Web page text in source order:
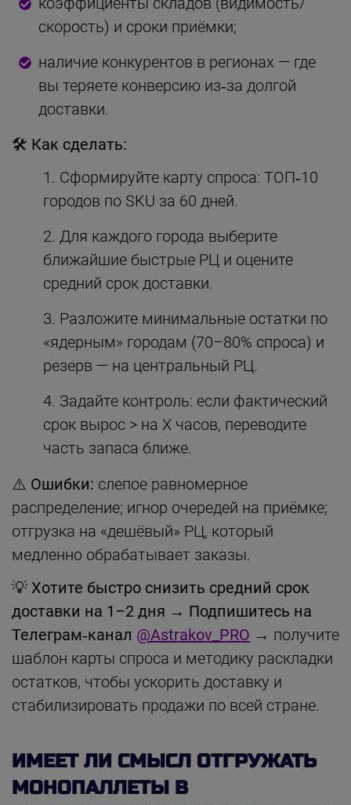
скорость) и сроки приёмки;
наличие конкурентов в регионах — где
вы теряете конверсию из‑за долгой
доставки.
🛠 Как сделать:
Сформируйте карту спроса: ТОП‑10
городов по SKU за 60 дней.
Для каждого города выберите
ближайшие быстрые РЦ и оцените
средний срок доставки.
Разложите минимальные остатки по
«ядерным» городам (70–80% спроса) и
резерв — на центральный РЦ.
Задайте контроль: если фактический
срок вырос > на X часов, переводите
часть запаса ближе.
⚠️ Ошибки: слепое равномерное
распределение; игнор очередей на приёмке;
отгрузка на «дешёвый» РЦ, который
медленно обрабатывает заказы.
💡 Хотите быстро снизить средний срок
доставки на 1–2 дня → Подпишитесь на
Телеграм‑канал @Astrakov_PRO → получите
шаблон карты спроса и методику раскладки
остатков, чтобы ускорить доставку и
стабилизировать продажи по всей стране.
ИМЕЕТ ЛИ СМЫСЛ ОТГРУЖАТЬ
МОНОПАЛЛЕТЫ В